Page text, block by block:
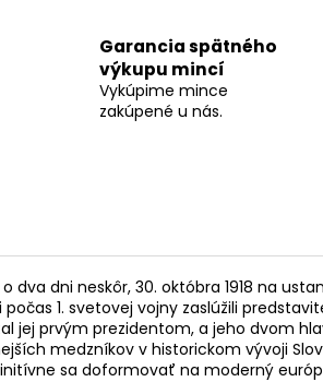
Garancia spätného
výkupu mincí
Vykúpime mince
zakúpené u nás.
dva dni neskôr, 30. októbra 1918 na
1. svetovej vojny zaslúžili
jej prvým prezidentom, a jeho dvom
medzníkov v historickom vývoji
sa doformovať na moderný